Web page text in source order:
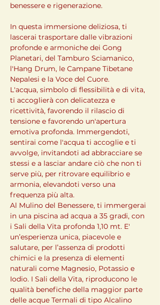
benessere e rigenerazione.
In questa immersione deliziosa, ti
lascerai trasportare dalle vibrazioni
profonde e armoniche dei Gong
Planetari, del Tamburo Sciamanico,
l'Hang Drum, le Campane Tibetane
Nepalesi e la Voce del Cuore.
L'acqua, simbolo di flessibilità e di vita,
ti accoglierà con delicatezza e
ricettività, favorendo il rilascio di
tensione e favorendo un'apertura
emotiva profonda. Immergendoti,
sentirai come l'acqua ti accoglie e ti
avvolge, invitandoti ad abbracciare se
stessi e a lasciar andare ciò che non ti
serve più, per ritrovare equilibrio e
armonia, elevandoti verso una
frequenza più alta.
Al Mulino del Benessere, ti immergerai
in una piscina ad acqua a 35 gradi, con
i Sali della Vita profonda 1,10 mt. E'
un’esperienza unica, piacevole e
salutare, per l’assenza di prodotti
chimici e la presenza di elementi
naturali come Magnesio, Potassio e
Iodio. I Sali della Vita, riproducono le
qualità benefiche della maggior parte
delle acque Termali di tipo Alcalino